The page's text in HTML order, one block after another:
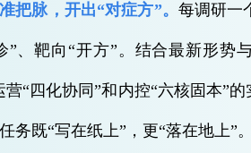
把脉，开出“对症方”。 每调研一
”、靶向“开方”。结合最新形势
营“四化协同”和内控“六核固本”
务既“写在纸上”，更“落在地上”。